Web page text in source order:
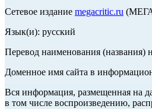
Сетевое издание megacritic.ru
Язык(и): русский
Перевод наименования (названия)
Доменное имя сайта в
Вся информация, размещенная на
в том числе воспроизведению,